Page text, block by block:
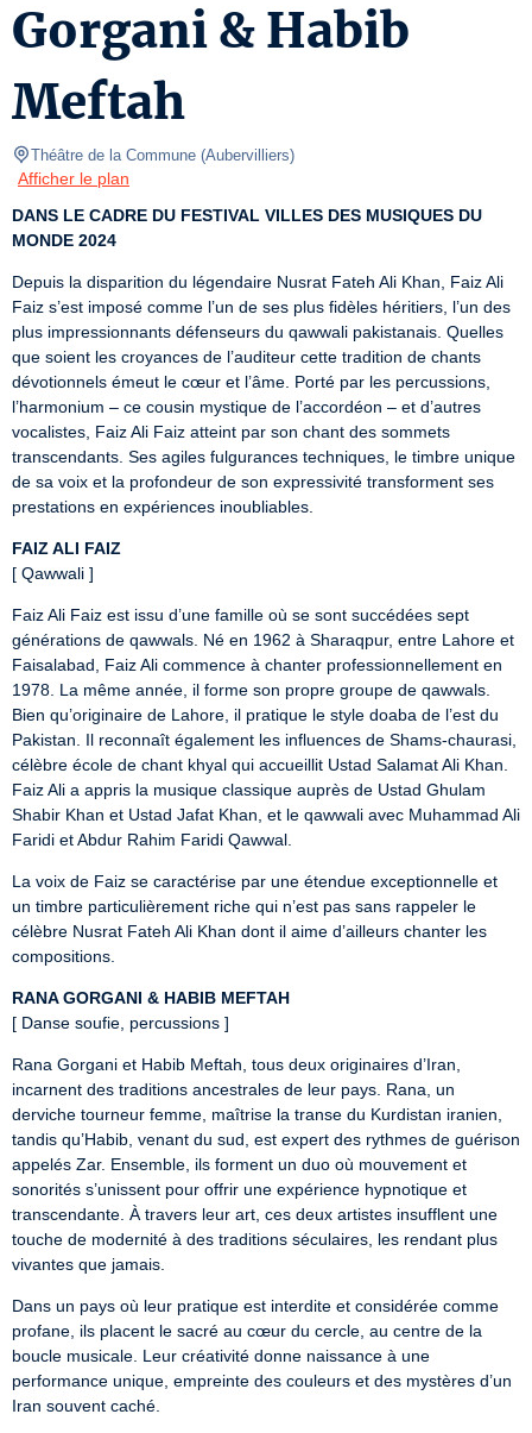
Gorgani & Habib
Meftah
Théâtre de la Commune (Aubervilliers)
Afficher le plan
DANS LE CADRE DU FESTIVAL VILLES DES MUSIQUES DU
MONDE 2024
Depuis la disparition du légendaire Nusrat Fateh Ali Khan, Faiz Ali
Faiz s’est imposé comme l’un de ses plus fidèles héritiers, l’un des
plus impressionnants défenseurs du qawwali pakistanais. Quelles
que soient les croyances de l’auditeur cette tradition de chants
dévotionnels émeut le cœur et l’âme. Porté par les percussions,
l’harmonium – ce cousin mystique de l’accordéon – et d’autres
vocalistes, Faiz Ali Faiz atteint par son chant des sommets
transcendants. Ses agiles fulgurances techniques, le timbre unique
de sa voix et la profondeur de son expressivité transforment ses
prestations en expériences inoubliables.
FAIZ ALI FAIZ
[ Qawwali ]
Faiz Ali Faiz est issu d’une famille où se sont succédées sept
générations de qawwals. Né en 1962 à Sharaqpur, entre Lahore et
Faisalabad, Faiz Ali commence à chanter professionnellement en
1978. La même année, il forme son propre groupe de qawwals.
Bien qu’originaire de Lahore, il pratique le style doaba de l’est du
Pakistan. Il reconnaît également les influences de Shams-chaurasi,
célèbre école de chant khyal qui accueillit Ustad Salamat Ali Khan.
Faiz Ali a appris la musique classique auprès de Ustad Ghulam
Shabir Khan et Ustad Jafat Khan, et le qawwali avec Muhammad Ali
Faridi et Abdur Rahim Faridi Qawwal.
La voix de Faiz se caractérise par une étendue exceptionnelle et
un timbre particulièrement riche qui n’est pas sans rappeler le
célèbre Nusrat Fateh Ali Khan dont il aime d’ailleurs chanter les
compositions.
RANA GORGANI & HABIB MEFTAH
[ Danse soufie, percussions ]
Rana Gorgani et Habib Meftah, tous deux originaires d’Iran,
incarnent des traditions ancestrales de leur pays. Rana, un
derviche tourneur femme, maîtrise la transe du Kurdistan iranien,
tandis qu’Habib, venant du sud, est expert des rythmes de guérison
appelés Zar. Ensemble, ils forment un duo où mouvement et
sonorités s’unissent pour offrir une expérience hypnotique et
transcendante. À travers leur art, ces deux artistes insufflent une
touche de modernité à des traditions séculaires, les rendant plus
vivantes que jamais.
Dans un pays où leur pratique est interdite et considérée comme
profane, ils placent le sacré au cœur du cercle, au centre de la
boucle musicale. Leur créativité donne naissance à une
performance unique, empreinte des couleurs et des mystères d’un
Iran souvent caché.